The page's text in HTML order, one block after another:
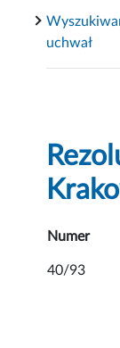
uchwał
Numer
40/93